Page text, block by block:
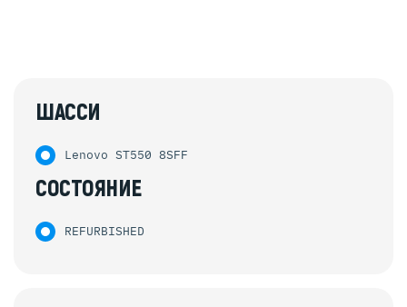
ШАССИ
Lenovo ST550 8SFF
СОСТОЯНИЕ
REFURBISHED